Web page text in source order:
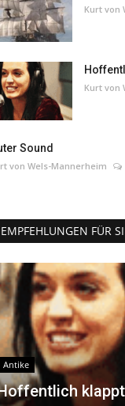
Kurt von
Kurt von
Sound
von Wels-Mannerheim
EMPFEHLUNGEN FÜR
Antike